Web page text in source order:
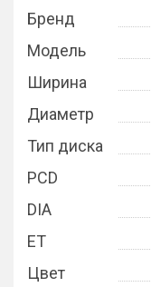
Бренд
Модель
Ширина
Диаметр
Тип диска
PCD
DIA
ET
Цвет